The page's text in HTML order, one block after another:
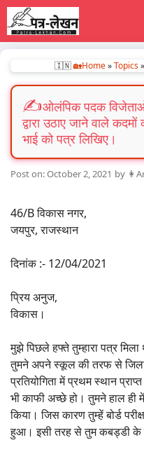
Skip
to
content
🇮🇳 🏡Home»Topics»
ओलंपिक पदक
द्वारा उठाए जाने वाले
भाई को पत्र लिखिए।
October 2, 2021 by
46/B विकास नगर,
जयपुर, राजस्थान
दिनांक :- 12/04/2021
प्रिय अनुज,
विकास।
मुझे पिछले हफ्ते तुम्हारा पत्र
तुमने अपने स्कूल की तरफ से
प्रतियोगिता में प्रथम स्थान
भी काफी अच्छे हो। तुमने हाल ही
किया। जिस कारण तुम्हें बोर्ड
हुआ। इसी तरह से तुम कबड्डी के